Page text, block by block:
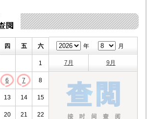
四 五 六
1
6 7 8
13 14 15
20 21 22
年 月
7月 9月